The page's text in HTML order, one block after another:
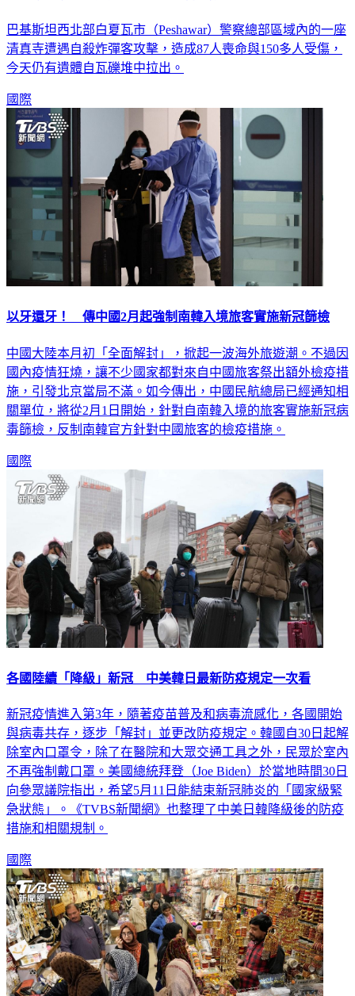
巴基斯坦西北部白夏瓦市（Peshawar）警察總部區域內的一座
清真寺遭遇自殺炸彈客攻擊，造成87人喪命與150多人受傷，
今天仍有遺體自瓦礫堆中拉出。
國際
以牙還牙！ 傳中國2月起強制南韓入境旅客實施新冠篩檢
中國大陸本月初「全面解封」，掀起一波海外旅遊潮。不過因
國內疫情狂燒，讓不少國家都對來自中國旅客祭出額外檢疫措
施，引發北京當局不滿。如今傳出，中國民航總局已經通知相
關單位，將從2月1日開始，針對自南韓入境的旅客實施新冠病
毒篩檢，反制南韓官方針對中國旅客的檢疫措施。
國際
各國陸續「降級」新冠 中美韓日最新防疫規定一次看
新冠疫情進入第3年，隨著疫苗普及和病毒流感化，各國開始
與病毒共存，逐步「解封」並更改防疫規定。韓國自30日起解
除室內口罩令，除了在醫院和大眾交通工具之外，民眾於室內
不再強制戴口罩。美國總統拜登（Joe Biden）於當地時間30日
向參眾議院指出，希望5月11日能結束新冠肺炎的「國家級緊
急狀態」。《TVBS新聞網》也整理了中美日韓降級後的防疫
措施和相關規制。
國際